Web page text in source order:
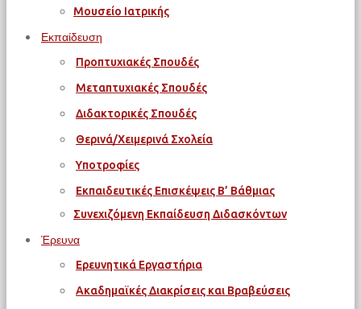
Μουσείο Ιατρικής
Εκπαίδευση
Προπτυχιακές Σπουδές
Μεταπτυχιακές Σπουδές
Διδακτορικές Σπουδές
Θερινά/Χειμερινά Σχολεία
Υποτροφίες
Εκπαιδευτικές Επισκέψεις Β’ Βάθμιας
Συνεχιζόμενη Εκπαίδευση Διδασκόντων
Έρευνα
Ερευνητικά Εργαστήρια
Ακαδημαϊκές Διακρίσεις και Βραβεύσεις